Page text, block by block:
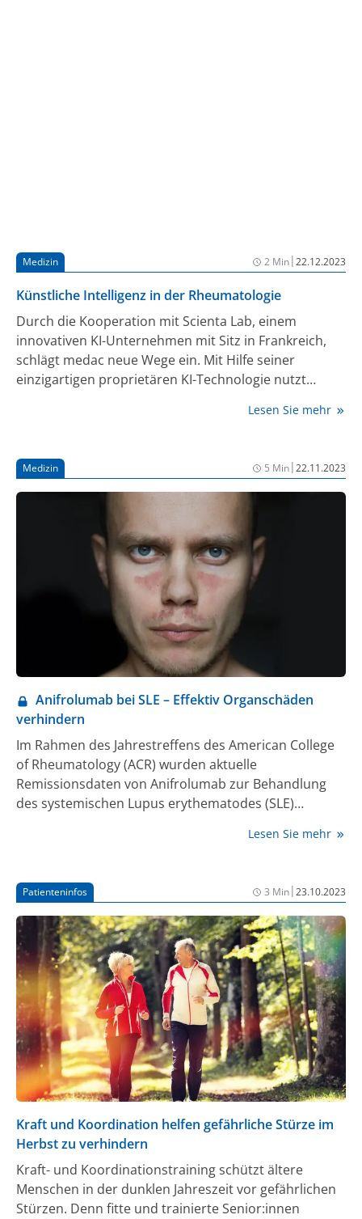
Medizin 2 Min|22.12.2023
Künstliche Intelligenz in der Rheumatologie
Durch die Kooperation mit Scienta Lab, einem
innovativen KI-Unternehmen mit Sitz in Frankreich,
schlägt medac neue Wege ein. Mit Hilfe seiner
einzigartigen proprietären KI-Technologie nutzt
immunentzündliche Erkrankungen und deren
verstehen. Durch diese Kooperation möchte medac
bisherige Erkenntnisse zum Therapiealltag
betroffener Patient:innen vertiefen und erweitern.
Lesen Sie mehr
Medizin 5 Min|22.11.2023
Anifrolumab bei SLE – Effektiv Organschäden
verhindern
Im Rahmen des Jahrestreffens des American College
of Rheumatology (ACR) wurden aktuelle
Remissionsdaten von Anifrolumab zur Behandlung
des systemischen Lupus erythematodes (SLE)
Studie zeigen: Patient:innen mit SLE erreichen mit
verglichen mit Placebo (1). Eine steroidfreie Remission
im Sinne des Treat-to-Target Konzeptes bringt viele
positive Auswirkungen für die Patient:innen, wie die
Verringerung von Organschäden, mit sich und ist
auch im 2023 Update der EULAR-Empfehlungen als
anzustrebendes Therapieziel aufgeführt (2).
Anifrolumab wurde nach nur 1,5 Jahren mit der
Evidenzbewertung 1a/A in die EULAR (European
Alliance of Associations for Rheumatology)-
Empfehlungen aufgenommen und ist das bisher
einzige Biologikum mit Placebo-kontrollierten
Remissionsdaten über 4 Jahre in der SLE-Therapie.
Lesen Sie mehr
Patienteninfos 3 Min|23.10.2023
Kraft und Koordination helfen gefährliche Stürze im
Herbst zu verhindern
Kraft- und Koordinationstraining schützt ältere
Menschen in der dunklen Jahreszeit vor gefährlichen
Stürzen. Denn fitte und trainierte Senior:innen